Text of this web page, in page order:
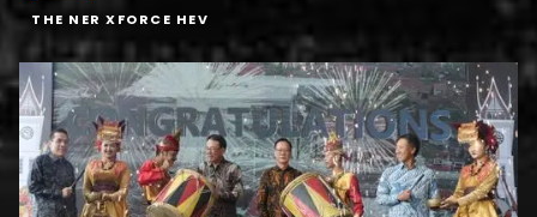
THE NER XFORCE HEV